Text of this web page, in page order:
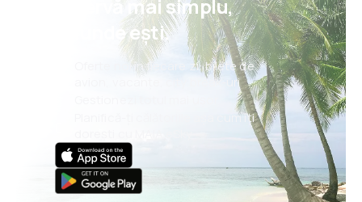
rezervă mai simplu,
oriunde ești.
Oferte noi în fiecare zi: bilete de
avion, vacanțe, city break-uri
Planifică-ți călătoriile așa cum îți